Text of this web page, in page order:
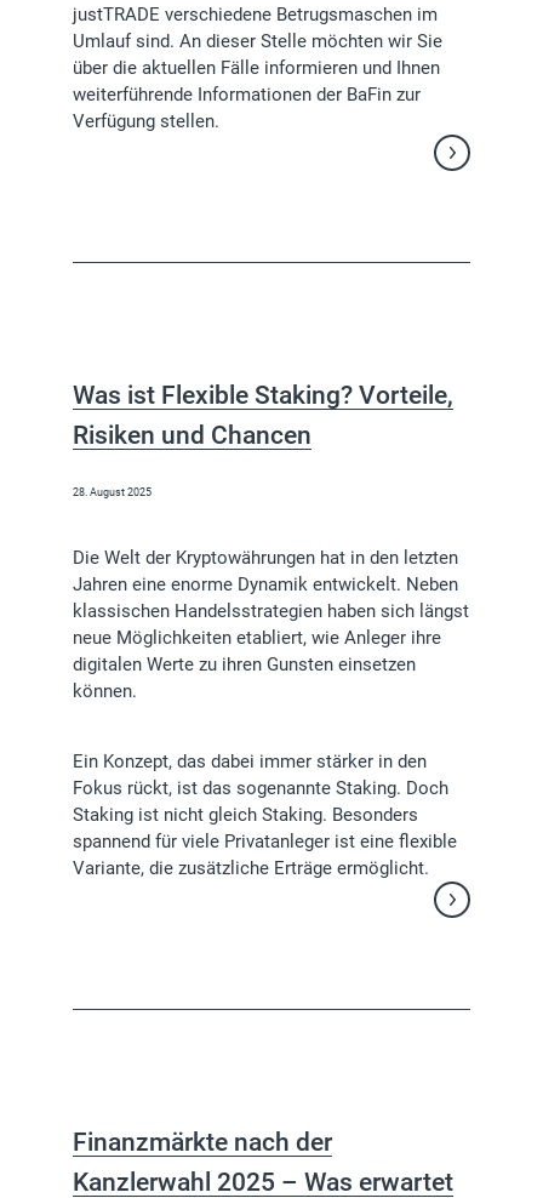
justTRADE verschiedene Betrugsmaschen im
Umlauf sind. An dieser Stelle möchten wir Sie
über die aktuellen Fälle informieren und Ihnen
weiterführende Informationen der BaFin zur
Verfügung stellen.
Weiterlesen
Was ist Flexible Staking? Vorteile,
Risiken und Chancen
28. August 2025
Die Welt der Kryptowährungen hat in den letzten
Jahren eine enorme Dynamik entwickelt. Neben
klassischen Handelsstrategien haben sich längst
neue Möglichkeiten etabliert, wie Anleger ihre
digitalen Werte zu ihren Gunsten einsetzen
können.
Ein Konzept, das dabei immer stärker in den
Fokus rückt, ist das sogenannte Staking. Doch
Staking ist nicht gleich Staking. Besonders
spannend für viele Privatanleger ist eine flexible
Variante, die zusätzliche Erträge ermöglicht.
Weiterlesen
Finanzmärkte nach der
Kanzlerwahl 2025 – Was erwartet